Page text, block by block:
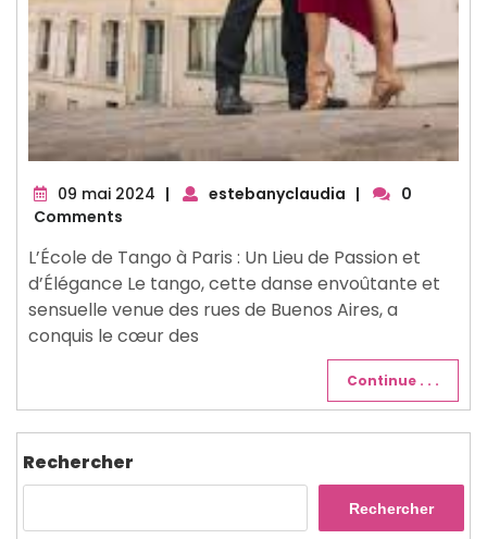
09 mai 2024 09
| estebanyclaudia |
0
Comments
L’École de Tango à Paris : Un Lieu de Passion et
d’Élégance Le tango, cette danse envoûtante et
sensuelle venue des rues de Buenos Aires, a
conquis le cœur des
Continue . . .
Rechercher
Rechercher